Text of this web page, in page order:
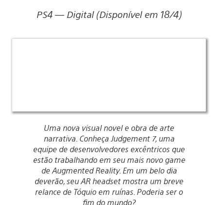
PS4 — Digital (Disponível em 18/4)
Uma nova visual novel e obra de arte
narrativa. Conheça Judgement 7, uma
equipe de desenvolvedores excêntricos que
estão trabalhando em seu mais novo game
de Augmented Reality. Em um belo dia
deverão, seu AR headset mostra um breve
relance de Tóquio em ruínas. Poderia ser o
fim do mundo?